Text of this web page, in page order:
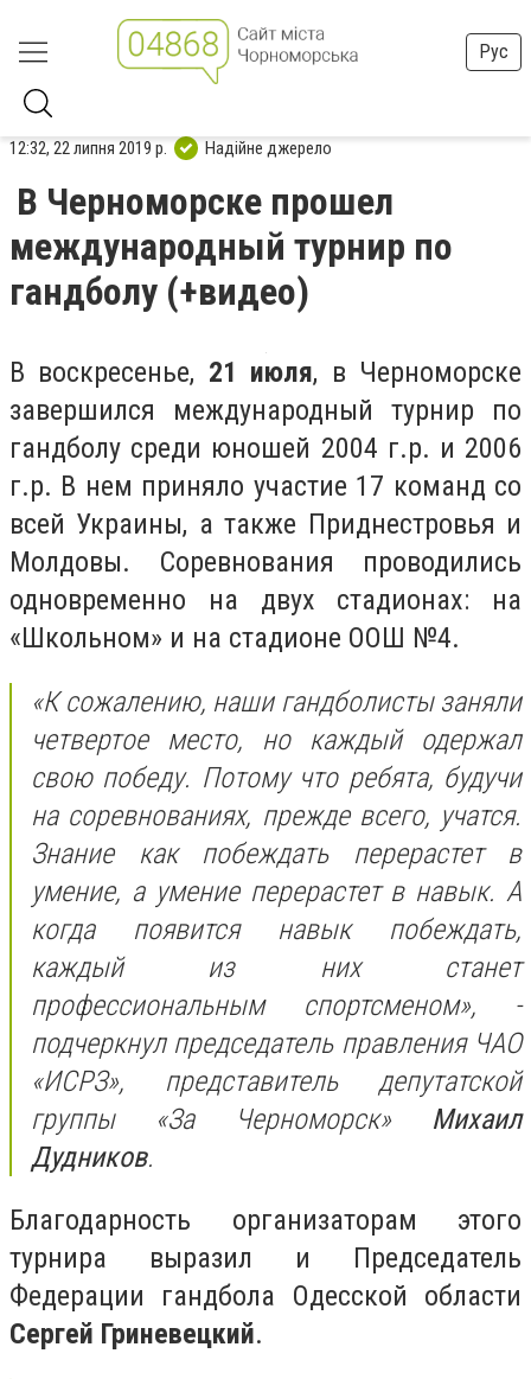
Рус
12:32, 22 липня 2019 р. Надійне джерело
В Черноморске прошел
международный турнир по
гандболу (+видео)
В воскресенье, 21 июля, в Черноморске
завершился международный турнир по
гандболу среди юношей 2004 г.р. и 2006
г.р. В нем приняло участие 17 команд со
всей Украины, а также Приднестровья и
Молдовы. Соревнования проводились
одновременно на двух стадионах: на
«Школьном» и на стадионе ООШ №4.
«К сожалению, наши гандболисты заняли
четвертое место, но каждый одержал
свою победу. Потому что ребята, будучи
на соревнованиях, прежде всего, учатся.
Знание как побеждать перерастет в
умение, а умение перерастет в навык. А
когда появится навык побеждать,
каждый из них станет
профессиональным спортсменом», -
подчеркнул председатель правления ЧАО
«ИСРЗ», представитель депутатской
группы «За Черноморск» Михаил
Дудников.
Благодарность организаторам этого
турнира выразил и Председатель
Федерации гандбола Одесской области
Сергей Гриневецкий.